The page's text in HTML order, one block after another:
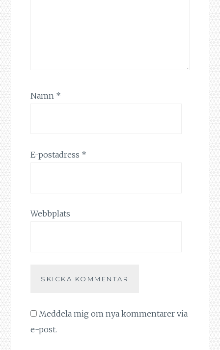
Namn *
E-postadress *
Webbplats
Meddela mig om nya kommentarer via
e-post.